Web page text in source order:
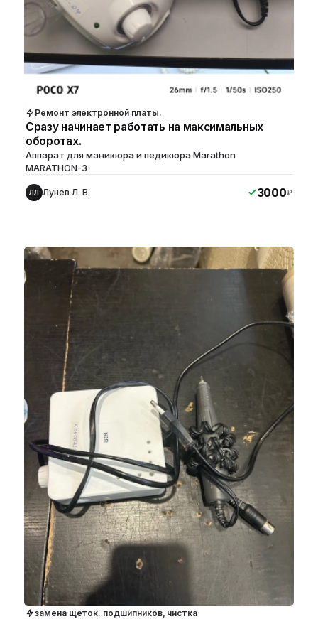
Ремонт электронной платы.
Сразу начинает работать на максимальных
оборотах.
Аппарат для маникюра и педикюра Marathon
MARATHON-3
ЛЛ Лунев Л. В. 3000₽
замена щеток. подшипников, чистка